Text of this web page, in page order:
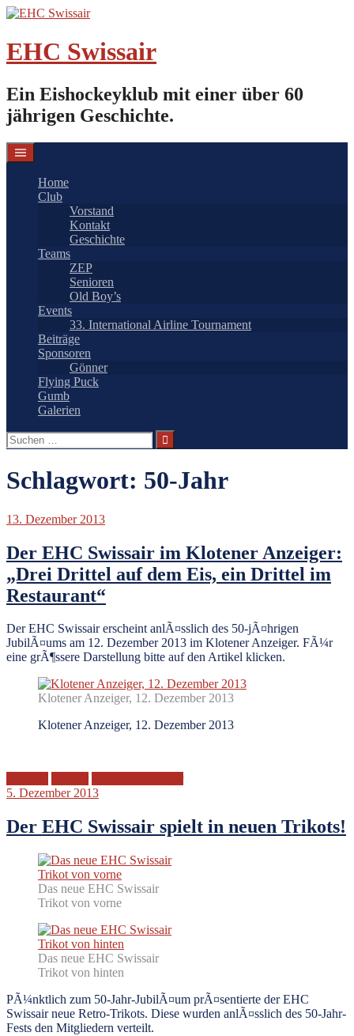
Springe
Inhalt
EHC Swissair
Ein Eishockeyklub mit einer über 60
jährigen Geschichte.
Home
Club
Vorstand
Kontakt
Geschichte
Teams
ZEP
Senioren
Old Boy’s
Events
33. International Airline Tournament
Beiträge
Sponsoren
Gönner
Flying Puck
Gumb
Galerien
Suchen
nach:
Schlagwort: 50-Jahr
13. Dezember 2013
Der EHC Swissair im Klotener Anzeiger:
„Drei Drittel auf dem Eis, ein Drittel im
Restaurant“
Der EHC Swissair erscheint anlÃ¤sslich des 50-jÃ¤hrigen
JubilÃ¤ums am 12. Dezember 2013 im Klotener Anzeiger. FÃ¼r
eine grÃ¶ssere Darstellung bitte auf den Artikel klicken.
Klotener Anzeiger, 12. Dezember 2013
Klotener Anzeiger, 12. Dezember 2013
5. Dezember 2013
Der EHC Swissair spielt in neuen Trikots!
Das neue EHC Swissair
Trikot von vorne
Das neue EHC Swissair
Trikot von hinten
PÃ¼nktlich zum 50-Jahr-JubilÃ¤um prÃ¤sentierte der EHC
Swissair neue Retro-Trikots. Diese wurden anlÃ¤sslich des 50-Jahr-
Fests den Mitgliedern verteilt.